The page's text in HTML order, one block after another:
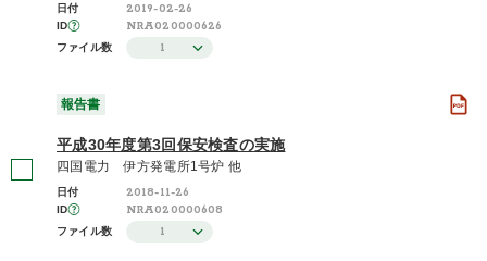
日付 2019-02-26
ID NRA020000626
ファイル数 1
報告書
平成30年度第3回保安検査の実施
四国電力 伊方発電所1号炉 他
日付 2018-11-26
ID NRA020000608
ファイル数 1